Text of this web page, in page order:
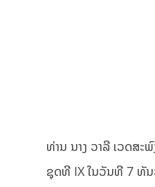
ທ່ານ ນາງ ວາລີ ເວດສ
ຊຸດທີ IX ໃນວັນທີ 7 ທັນ